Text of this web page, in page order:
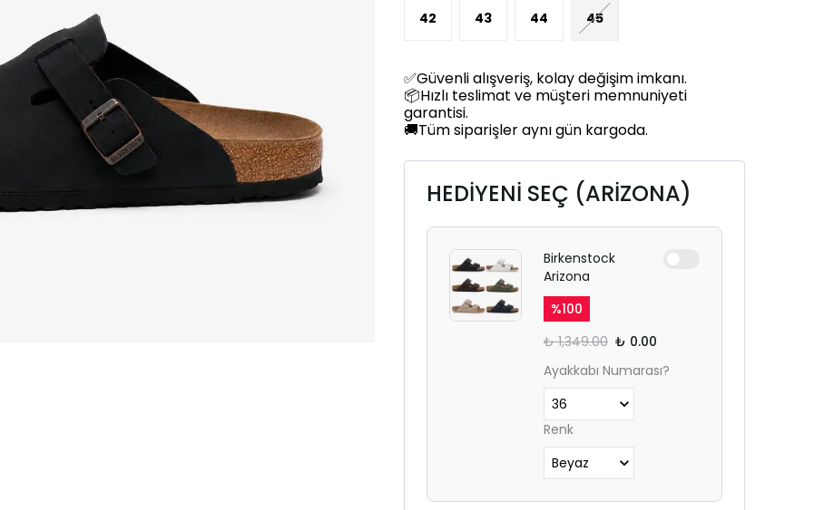
42 43 44 45
✅Güvenli alışveriş, kolay değişim imkanı.
📦Hızlı teslimat ve müşteri memnuniyeti
garantisi.
🚚Tüm siparişler aynı gün kargoda.
HEDİYENİ SEÇ (ARİZONA)
Birkenstock
Arizona
%100
₺ 1,349.00 ₺ 0.00
Ayakkabı Numarası?
Renk